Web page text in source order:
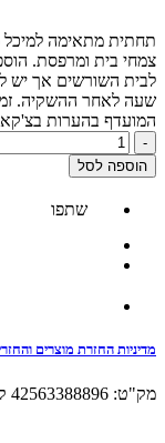
צמחי בית ומרפסת.
לבית השורשים אך יש
שעה לאחר ההשקיה.
המועדף בהערות
-
כמות
של
תחתית
96
סמ
הוספה לסל
שתפו
מדיניות החזרת מוצרים
מק"ט: 42563388896